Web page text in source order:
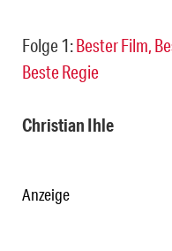
Folge 1:Bester Film,
Beste Regie
Christian Ihle
Anzeige